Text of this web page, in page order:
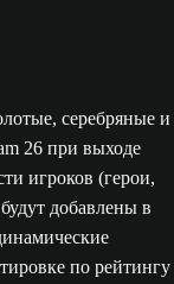
серебряные и
26 при выходе
игроков (герои,
добавлены в
по рейтингу